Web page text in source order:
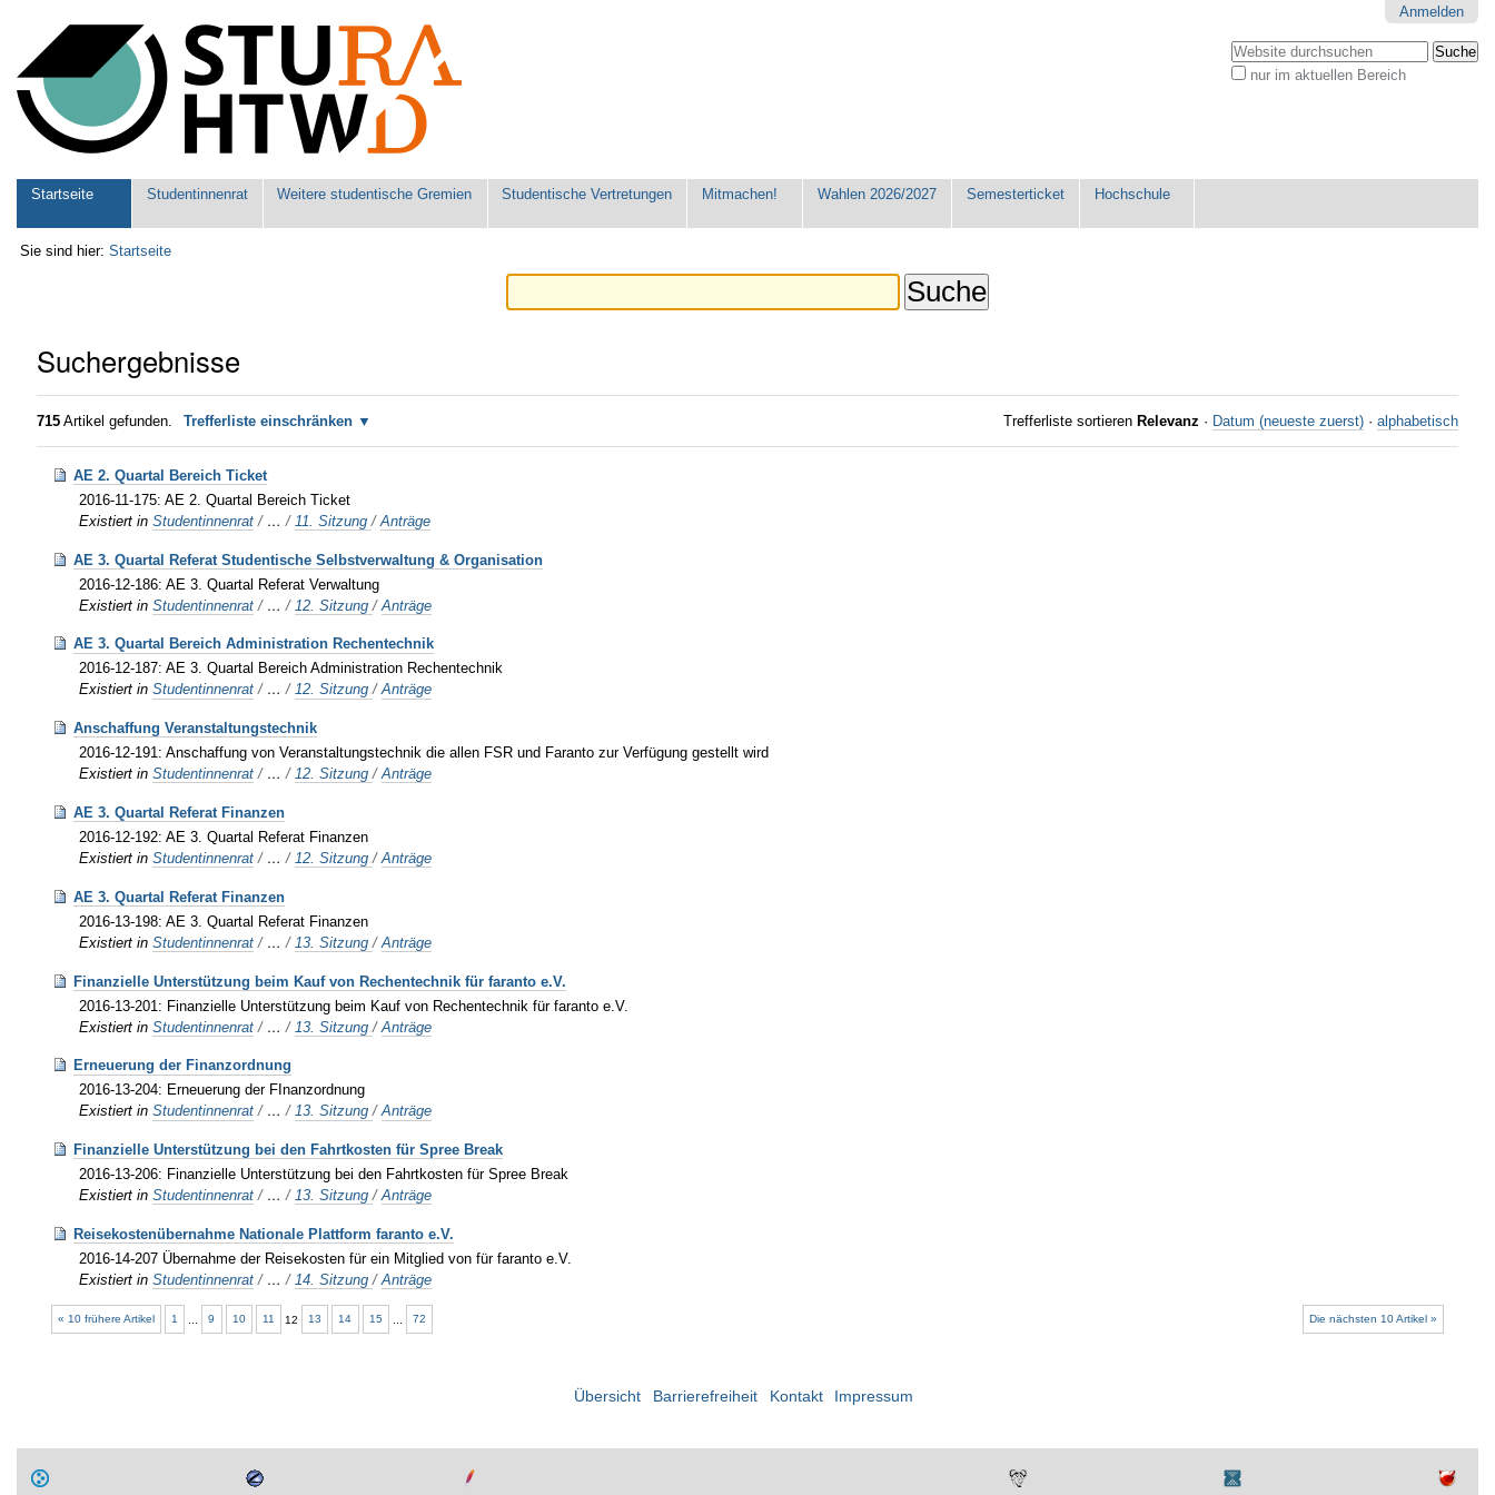
Werkzeuge
Anmelden
Website durchsuchen
nur im aktuellen Bereich
Sektionen
Startseite Studentinnenrat Weitere studentische Gremien Studentische Vertretungen Mitmachen! Wahlen 2026/2027 Semesterticket Hochschule
Sie sind hier: Startseite
Suchergebnisse
715 Artikel gefunden. Trefferliste einschränken Trefferliste sortieren Relevanz · Datum (neueste zuerst) · alphabetisch
AE 2. Quartal Bereich Ticket
2016-11-175: AE 2. Quartal Bereich Ticket
Existiert in Studentinnenrat / …/ 11. Sitzung/Anträge
AE 3. Quartal Referat Studentische Selbstverwaltung & Organisation
2016-12-186: AE 3. Quartal Referat Verwaltung
Existiert in Studentinnenrat / …/ 12. Sitzung/Anträge
AE 3. Quartal Bereich Administration Rechentechnik
2016-12-187: AE 3. Quartal Bereich Administration Rechentechnik
Existiert in Studentinnenrat / …/12. Sitzung/Anträge
Anschaffung Veranstaltungstechnik
2016-12-191: Anschaffung von Veranstaltungstechnik die allen FSR und Faranto zur Verfügung gestellt wird
Existiert in Studentinnenrat / …/12. Sitzung/Anträge
AE 3. Quartal Referat Finanzen
2016-12-192: AE 3. Quartal Referat Finanzen
Existiert in Studentinnenrat / …/ 12. Sitzung/Anträge
AE 3. Quartal Referat Finanzen
2016-13-198: AE 3. Quartal Referat Finanzen
Existiert in Studentinnenrat / …/ 13. Sitzung/Anträge
Finanzielle Unterstützung beim Kauf von Rechentechnik für faranto e.V.
2016-13-201: Finanzielle Unterstützung beim Kauf von Rechentechnik für faranto e.V.
Existiert in Studentinnenrat / …/ 13. Sitzung/Anträge
Erneuerung der Finanzordnung
2016-13-204: Erneuerung der FInanzordnung
Existiert in Studentinnenrat / …/13. Sitzung/Anträge
Finanzielle Unterstützung bei den Fahrtkosten für Spree Break
2016-13-206: Finanzielle Unterstützung bei den Fahrtkosten für Spree Break
Existiert in Studentinnenrat / …/13. Sitzung/Anträge
Reisekostenübernahme Nationale Plattform faranto e.V.
2016-14-207 Übernahme der Reisekosten für ein Mitglied von für faranto e.V.
Existiert in Studentinnenrat / …/ 14. Sitzung/Anträge
« 10 frühere Artikel Die nächsten 10 Artikel »
1 9 10 11 12 13 14 15 72
Übersicht Barrierefreiheit Kontakt Impressum